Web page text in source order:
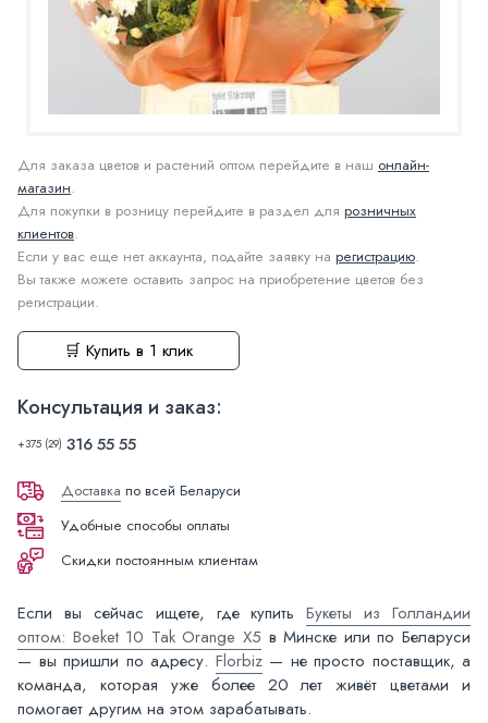
Для заказа цветов и растений оптом перейдите в наш онлайн-
магазин.
Для покупки в розницу перейдите в раздел для розничных
клиентов.
Если у вас еще нет аккаунта, подайте заявку на регистрацию.
Вы также можете оставить запрос на приобретение цветов без
регистрации.
🛒 Купить в 1 клик
Консультация и заказ:
+375 (29) 316 55 55
Доставка по всей Беларуси
Удобные способы оплаты
Скидки постоянным клиентам
Если вы сейчас ищете, где купитьБукеты из Голландии
оптом: Boeket 10 Tak Orange X5 в Минске или по Беларуси
— вы пришли по адресу. Florbiz— не просто поставщик, а
команда, которая уже более 20 лет живёт цветами и
помогает другим на этом зарабатывать.